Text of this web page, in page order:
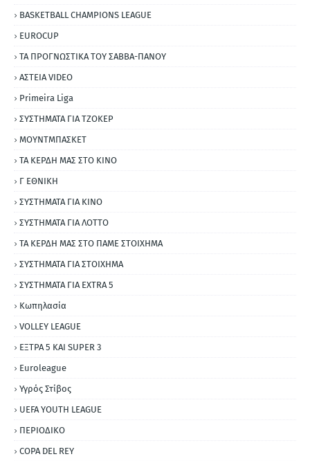
BASKETBALL CHAMPIONS LEAGUE
EUROCUP
ΤΑ ΠΡΟΓΝΩΣΤΙΚΑ ΤΟΥ ΣΑΒΒΑ-ΠΑΝΟΥ
ΑΣΤΕΙΑ VIDEO
Primeira Liga
ΣΥΣΤΗΜΑΤΑ ΓΙΑ ΤΖΟΚΕΡ
ΜΟΥΝΤΜΠΑΣΚΕΤ
ΤΑ ΚΕΡΔΗ ΜΑΣ ΣΤΟ ΚΙΝΟ
Γ ΕΘΝΙΚΗ
ΣΥΣΤΗΜΑΤΑ ΓΙΑ ΚΙΝΟ
ΣΥΣΤΗΜΑΤΑ ΓΙΑ ΛΟΤΤΟ
ΤΑ ΚΕΡΔΗ ΜΑΣ ΣΤΟ ΠΑΜΕ ΣΤΟΙΧΗΜΑ
ΣΥΣΤΗΜΑΤΑ ΓΙΑ ΣΤΟΙΧΗΜΑ
ΣΥΣΤΗΜΑΤΑ ΓΙΑ ΕΧΤRΑ 5
Κωπηλασία
VOLLEY LEAGUE
ΕΞΤΡΑ 5 ΚΑΙ SUPER 3
Εuroleague
Υγρός Στίβος
UEFA YOUTH LEAGUE
ΠΕΡΙΟΔΙΚΟ
COPA DEL REY